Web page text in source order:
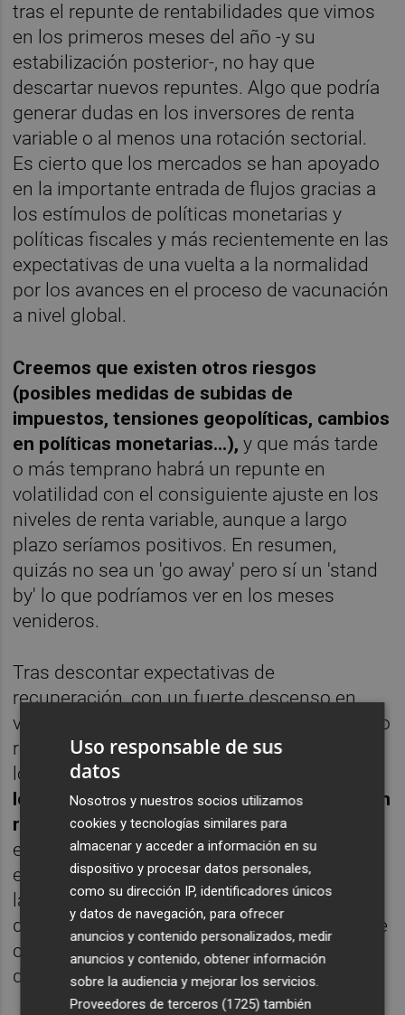
tras el repunte de rentabilidades que vimos
en los primeros meses del año -y su
estabilización posterior-, no hay que
descartar nuevos repuntes. Algo que podría
generar dudas en los inversores de renta
variable o al menos una rotación sectorial.
Es cierto que los mercados se han apoyado
en la importante entrada de flujos gracias a
los estímulos de políticas monetarias y
políticas fiscales y más recientemente en las
expectativas de una vuelta a la normalidad
por los avances en el proceso de vacunación
a nivel global.
Creemos que existen otros riesgos
(posibles medidas de subidas de
impuestos, tensiones geopolíticas, cambios
en políticas monetarias...), y que más tarde
o más temprano habrá un repunte en
volatilidad con el consiguiente ajuste en los
niveles de renta variable, aunque a largo
plazo seríamos positivos. En resumen,
quizás no sea un 'go away' pero sí un 'stand
by' lo que podríamos ver en los meses
venideros.
Tras descontar expectativas de
recuperación, con un fuerte descenso en
volatilidad, lo lógico sería pensar en un cierto
repunte de volatilidad y un movimiento en
los mercados más dubitativo. Creemos que
los inversores en renta variable necesitarán
refrendar sus expectativas con datos
especialmente por el lado de los beneficios
empresariales y de la inflación. Aunque a
largo plazo somos alcistas, no hay que
descartar la posibilidad de unas semanas de
cierto estancamiento tras el buen arranque
de año que hemos vivido.
Uso responsable de sus
datos
Nosotros y nuestros socios utilizamos
cookies y tecnologías similares para
almacenar y acceder a información en su
dispositivo y procesar datos personales,
como su dirección IP, identificadores únicos
y datos de navegación, para ofrecer
anuncios y contenido personalizados, medir
anuncios y contenido, obtener información
sobre la audiencia y mejorar los servicios.
Proveedores de terceros (1725) también